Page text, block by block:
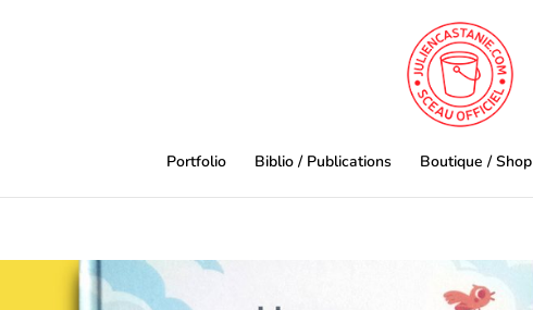
Portfolio Biblio / Publications Boutique / Shop